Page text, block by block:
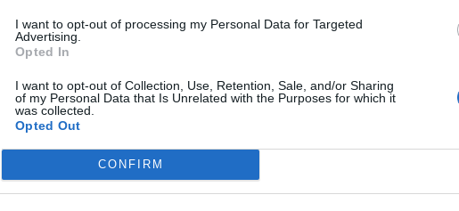
I want to opt-out of processing my Personal Data for Targeted
Advertising.
Opted In
I want to opt-out of Collection, Use, Retention, Sale, and/or Sharing
of my Personal Data that Is Unrelated with the Purposes for which it
was collected.
Opted Out
CONFIRM
η
Αλέξης Γιαννούλιας: Υποψήφιος Δήμαρχος στο Σικάγο ο